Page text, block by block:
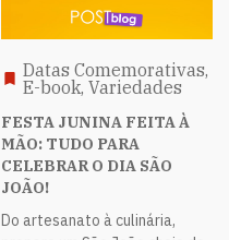
Datas Comemorativas,
E-book, Variedades
FESTA JUNINA FEITA À
MÃO: TUDO PARA
CELEBRAR O DIA SÃO
JOÃO!
Do artesanato à culinária,